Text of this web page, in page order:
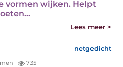
vormen wijken. Helpt
Lees meer >
netgedicht
735